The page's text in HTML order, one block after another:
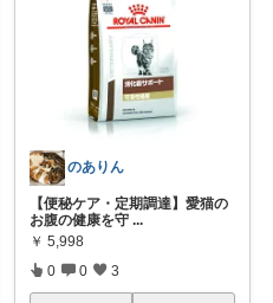
のありん
【便秘ケア・定期調達】愛猫の
お腹の健康を守 ...
￥ 5,998
0 0 3